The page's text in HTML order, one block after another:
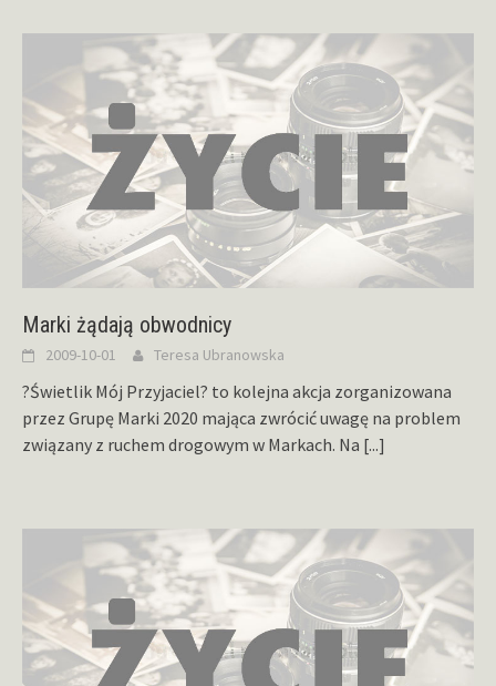
Marki żądają obwodnicy
2009-10-01 Teresa Ubranowska
?Świetlik Mój Przyjaciel? to kolejna akcja zorganizowana
przez Grupę Marki 2020 mająca zwrócić uwagę na problem
związany z ruchem drogowym w Markach. Na [...]